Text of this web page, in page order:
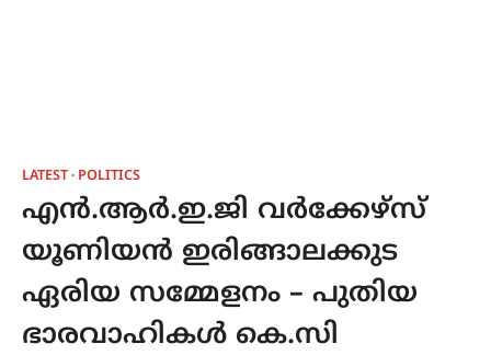
LATEST POLITICS
എൻ.ആർ.ഇ.ജി വർക്കേഴ്സ്
യൂണിയൻ ഇരിങ്ങാലക്കുട
ഏരിയ സമ്മേളനം – പുതിയ
ഭാരവാഹികൾ കെ.സി